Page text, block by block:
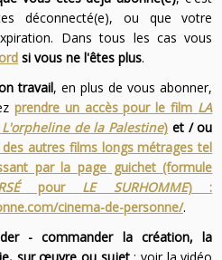
déconnecté(e), ou que votre
Dans tous les cas vous
si vous ne l'êtes plus.
travail, en plus de vous abonner,
prendre un accès pour le film LA
L'orpheline de la Palestine) et / ou
autres films longs métrages tel
par la page guichet (formule
pour LE SURHOMME) :
cinema-de-personne/.
- commander la création, la
sur œuvre ou sujet; voir la vidéo